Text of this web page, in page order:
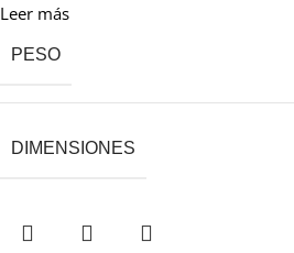
Leer más
PESO
DIMENSIONES